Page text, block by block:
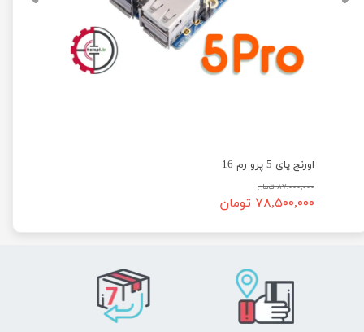
اورنج پای 5 پرو رم 16
۸۷,۰۰۰,۰۰۰ تومان
۷۸,۵۰۰,۰۰۰ تومان